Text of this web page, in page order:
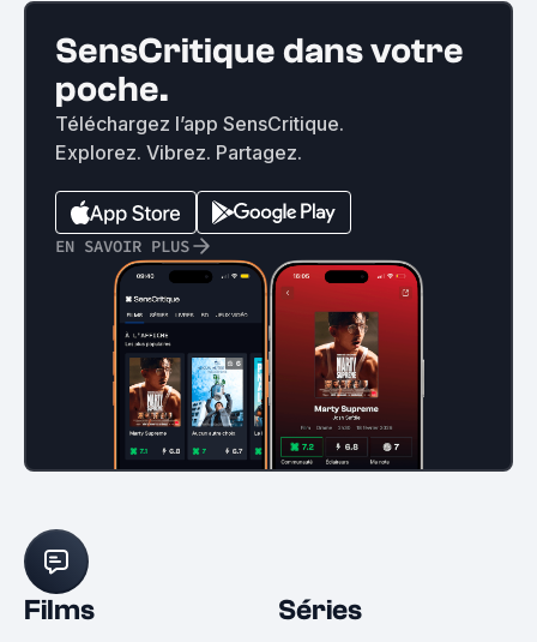
SensCritique dans votre
poche.
Téléchargez l’app SensCritique.
Explorez. Vibrez. Partagez.
EN SAVOIR PLUS
Films Séries